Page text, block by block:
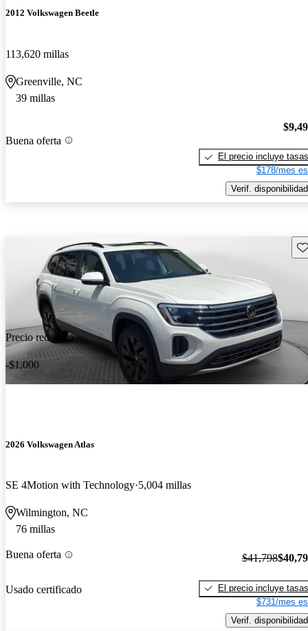
2012 Volkswagen Beetle
113,620 millas
Greenville, NC
39 millas
Buena oferta
El precio incluye tasas
$178/mes
Verif. disponibilidad
Precio reducido
-$1,000
2026 Volkswagen Atlas
SE 4Motion with Technology 5,004 millas
Wilmington, NC
76 millas
Buena oferta
Usado certificado
$41,798
El precio incluye tasas
$731/mes
Verif. disponibilidad